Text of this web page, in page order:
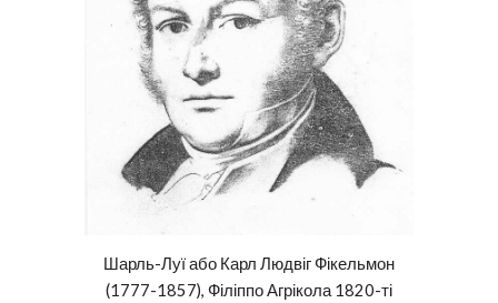
Шарль-Луї або Карл Людвіг Фікельмон
(1777-1857), Філіппо Агрікола 1820-ті